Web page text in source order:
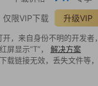
仅限VIP下载
升级VIP
，来自身份不明的开发者，
显示“T”， 解决方案
载链接无效，丢失文件等